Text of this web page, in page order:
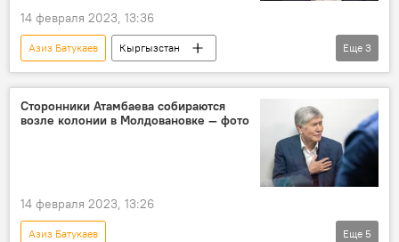
14 февраля 2023, 13:36
Азиз Батукаев
Кыргызстан
Алмазбек Атамбаев
Верховный суд КР
приговор
Еще 3
Сторонники Атамбаева собираются
возле колонии в Молдовановке — фото
14 февраля 2023, 13:26
Азиз Батукаев
Еще 5